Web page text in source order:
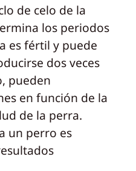
de celo de la
los periodos
es fértil y puede
dos veces
pueden
en función de la
de la perra.
un perro es